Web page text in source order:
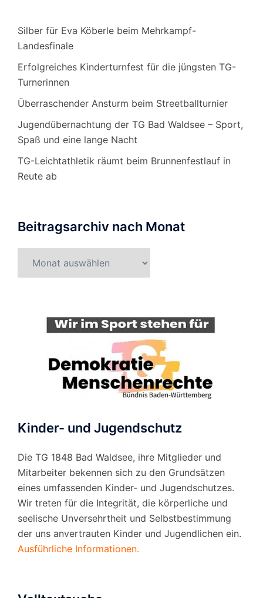
Silber für Eva Köberle beim Mehrkampf-
Landesfinale
Erfolgreiches Kinderturnfest für die jüngsten TG-
Turnerinnen
Überraschender Ansturm beim Streetballturnier
Jugendübernachtung der TG Bad Waldsee – Sport,
Spaß und eine lange Nacht
TG-Leichtathletik räumt beim Brunnenfestlauf in
Reute ab
Beitragsarchiv nach Monat
nach
Kinder- und Jugendschutz
Die TG 1848 Bad Waldsee, ihre Mitglieder und
Mitarbeiter bekennen sich zu den Grundsätzen
eines umfassenden Kinder- und Jugendschutzes.
Wir treten für die Integrität, die körperliche und
seelische Unversehrtheit und Selbstbestimmung
der uns anvertrauten Kinder und Jugendlichen ein.
Ausführliche Informationen.